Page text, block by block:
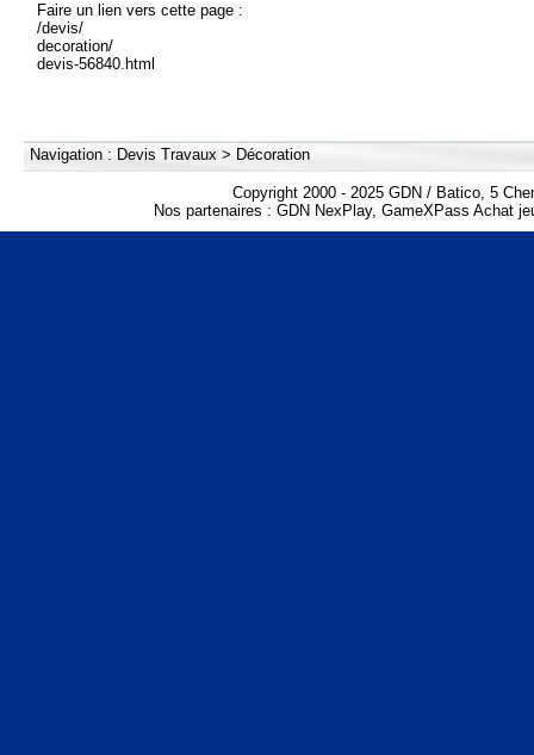
Faire un lien vers cette page :
/devis/
decoration/
devis-56840.html
Navigation : Devis Travaux > Décoration
Copyright 2000 - 2025 GDN / Batico, 5
Nos partenaires : GDN NexPlay, GameXPass Achat